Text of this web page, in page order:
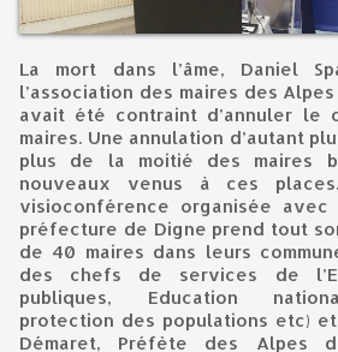
La mort dans l’âme, Daniel Spagnou qui préside
l’association des maires des
avait été contraint d’annuler le
maires. Une annulation d’autant
plus de la moitié des maires
nouveaux venus à ces
visioconférence organisée
préfecture de Digne prend tout
de 40 maires dans leurs
des chefs de services de
publiques, Education
protection des populations etc)
Démaret, Préfète des Alpes